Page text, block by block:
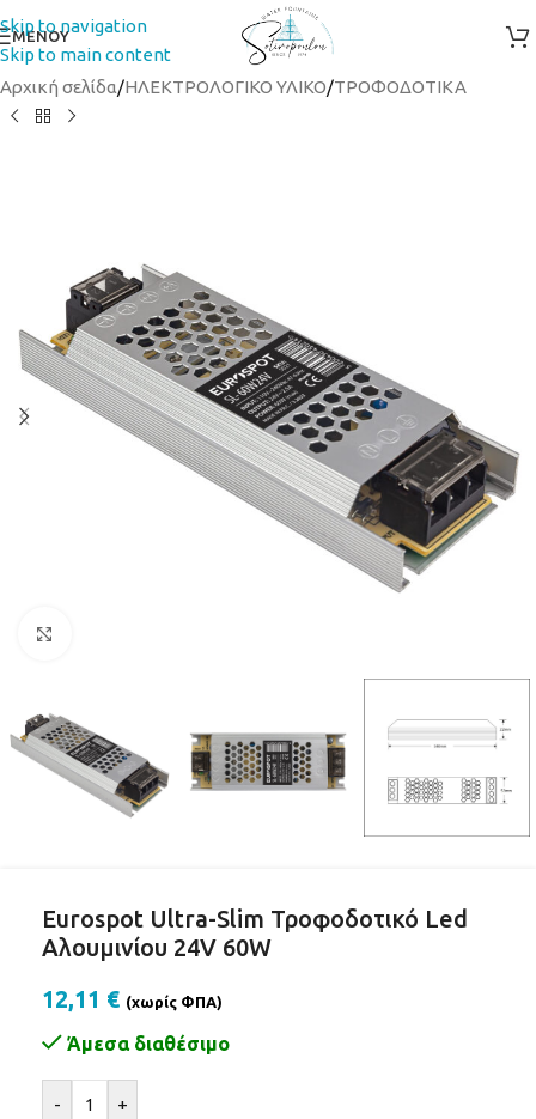
Skip to navigation
Skip to main content
ΜΕΝΟΥ
Αρχική σελίδα/ΗΛΕΚΤΡΟΛΟΓΙΚΟ ΥΛΙΚΟ/ΤΡΟΦΟΔΟΤΙΚΑ
Eurospot Ultra-Slim Τροφοδοτικό Led
Αλουμινίου 24V 60W
12,11 € (χωρίς ΦΠΑ)
Άμεσα διαθέσιμο
- +